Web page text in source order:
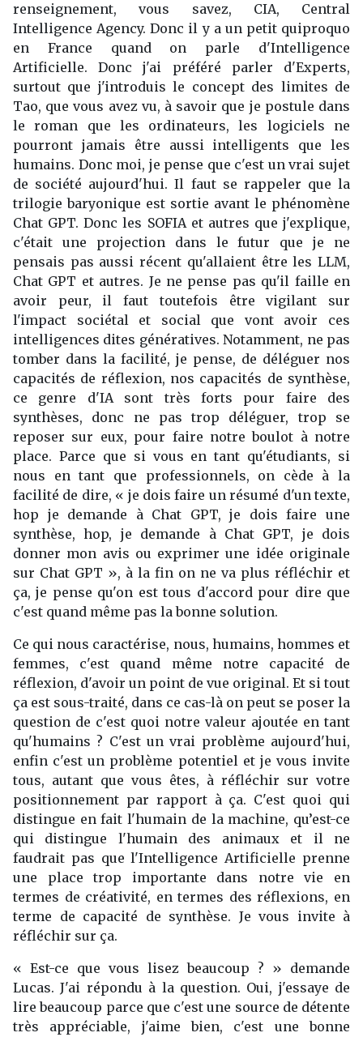
renseignement, vous savez, CIA, Central
Intelligence Agency. Donc il y a un petit quiproquo
en France quand on parle d'Intelligence
Artificielle. Donc j'ai préféré parler d'Experts,
surtout que j'introduis le concept des limites de
Tao, que vous avez vu, à savoir que je postule dans
le roman que les ordinateurs, les logiciels ne
pourront jamais être aussi intelligents que les
humains. Donc moi, je pense que c'est un vrai sujet
de société aujourd'hui. Il faut se rappeler que la
trilogie baryonique est sortie avant le phénomène
Chat GPT. Donc les SOFIA et autres que j'explique,
c'était une projection dans le futur que je ne
pensais pas aussi récent qu'allaient être les LLM,
Chat GPT et autres. Je ne pense pas qu'il faille en
avoir peur, il faut toutefois être vigilant sur
l'impact sociétal et social que vont avoir ces
intelligences dites génératives. Notamment, ne pas
tomber dans la facilité, je pense, de déléguer nos
capacités de réflexion, nos capacités de synthèse,
ce genre d'IA sont très forts pour faire des
synthèses, donc ne pas trop déléguer, trop se
reposer sur eux, pour faire notre boulot à notre
place. Parce que si vous en tant qu'étudiants, si
nous en tant que professionnels, on cède à la
facilité de dire, « je dois faire un résumé d'un texte,
hop je demande à Chat GPT, je dois faire une
synthèse, hop, je demande à Chat GPT, je dois
donner mon avis ou exprimer une idée originale
sur Chat GPT », à la fin on ne va plus réfléchir et
ça, je pense qu'on est tous d'accord pour dire que
c'est quand même pas la bonne solution.
Ce qui nous caractérise, nous, humains, hommes et
femmes, c'est quand même notre capacité de
réflexion, d'avoir un point de vue original. Et si tout
ça est sous-traité, dans ce cas-là on peut se poser la
question de c'est quoi notre valeur ajoutée en tant
qu'humains ? C'est un vrai problème aujourd'hui,
enfin c'est un problème potentiel et je vous invite
tous, autant que vous êtes, à réfléchir sur votre
positionnement par rapport à ça. C'est quoi qui
distingue en fait l'humain de la machine, qu’est-ce
qui distingue l'humain des animaux et il ne
faudrait pas que l'Intelligence Artificielle prenne
une place trop importante dans notre vie en
termes de créativité, en termes des réflexions, en
terme de capacité de synthèse. Je vous invite à
réfléchir sur ça.
« Est-ce que vous lisez beaucoup ? » demande
Lucas. J'ai répondu à la question. Oui, j'essaye de
lire beaucoup parce que c'est une source de détente
très appréciable, j'aime bien, c'est une bonne